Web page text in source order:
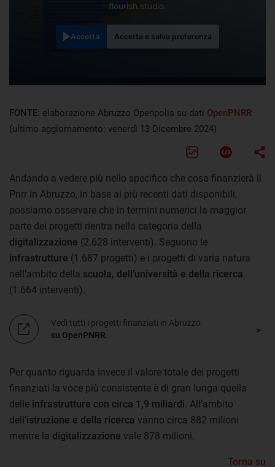
flourish.studio.
Accetta Accetta e salva preferenza
FONTE: elaborazione Abruzzo Openpolis su dati OpenPNRR
(ultimo aggiornamento: venerdì 13 Dicembre 2024)
Andando a vedere più nello specifico che cosa finanzierà il
Pnrr in Abruzzo, in base ai più recenti dati disponibili,
possiamo osservare che in termini numerici la maggior
parte dei progetti rientra nella categoria della
digitalizzazione (2.628 interventi). Seguono le
infrastrutture (1.687 progetti) e i progetti di varia natura
nell’ambito della scuola, dell’università e della ricerca
(1.664 interventi).
Vedi tutti i progetti finanziati in Abruzzo
su OpenPNRR
Per quanto riguarda invece il valore totale dei progetti
finanziati la voce più consistente è di gran lunga quella
delle infrastrutture con circa 1,9 miliardi . All’ambito
dell’istruzione e della ricerca vanno circa 882 milioni
mentre la digitalizzazione vale 878 milioni.
Torna su